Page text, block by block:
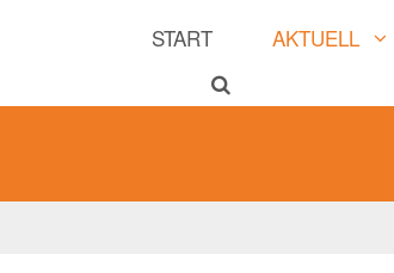
START AKTUELL